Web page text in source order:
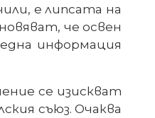
е липсата на
че освен
информация
се изискват
съюз. Очаква